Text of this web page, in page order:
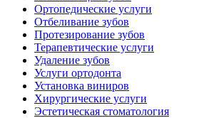
Ортопедические услуги
Отбеливание зубов
Протезирование зубов
Терапевтические услуги
Удаление зубов
Услуги ортодонта
Установка виниров
Хирургические услуги
Эстетическая стоматология